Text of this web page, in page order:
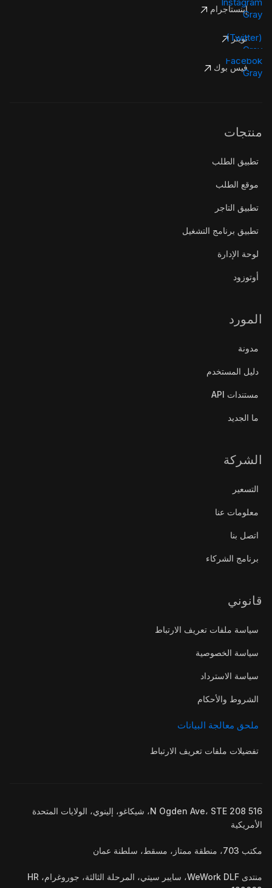
إينستاجرام
تويتر
فيس بوك
منتجات
تطبيق الطلب
موقع الطلب
تطبيق التاجر
تطبيق برنامج التشغيل
لوحة الإدارة
أوتوزود
المورد
مدونة
دليل المستخدم
مستندات API
ما الجديد
الشركة
التسعير
معلومات عنا
اتصل بنا
برنامج الشركاء
قانوني
سياسة ملفات تعريف الارتباط
سياسة الخصوصية
سياسة الاسترداد
الشروط والأحكام
ملحق معالجة البيانات
تفضيلات ملفات تعريف الارتباط
516 N Ogden Ave، STE 208، شيكاغو، إلينوي، الولايات المتحدة
الأمريكية
مكتب 703، منطقة ممتاز، مسقط، سلطنة عمان
منتدى WeWork DLF، سايبر سيتي، المرحلة الثالثة، جوروغرام، HR